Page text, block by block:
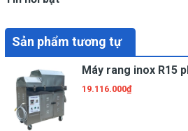
Sản phẩm tương tự
Máy rang inox R15
19.116.000₫